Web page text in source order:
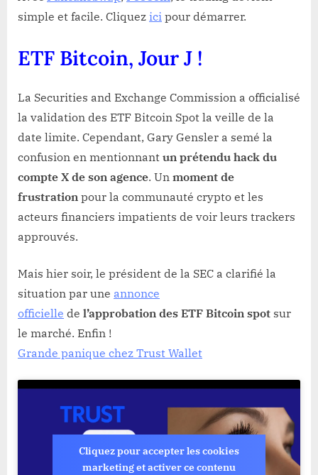
simple et facile. Cliquez ici pour démarrer.
ETF Bitcoin, Jour J !
La Securities and Exchange Commission a officialisé
la validation des ETF Bitcoin Spot la veille de la
date limite. Cependant, Gary Gensler a semé la
confusion en mentionnant un prétendu hack du
compte X de son agence. Un moment de
frustration pour la communauté crypto et les
acteurs financiers impatients de voir leurs trackers
approuvés.
Mais hier soir, le président de la SEC a clarifié la
situation par une annonce
officielle de l’approbation des ETF Bitcoin spot sur
le marché. Enfin !
Grande panique chez Trust Wallet
Cliquez pour accepter les cookies
marketing et activer ce contenu